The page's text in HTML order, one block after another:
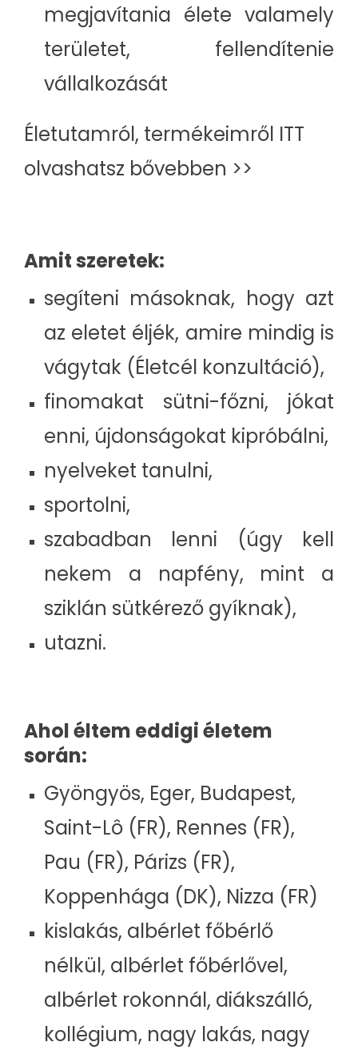
megjavítania élete valamely
területet, fellendítenie
vállalkozását
Életutamról, termékeimről ITT
olvashatsz bővebben >>
Amit szeretek:
segíteni másoknak, hogy azt
az eletet éljék, amire mindig is
vágytak (Életcél konzultáció),
finomakat sütni-főzni, jókat
enni, újdonságokat kipróbálni,
nyelveket tanulni,
sportolni,
szabadban lenni (úgy kell
nekem a napfény, mint a
sziklán sütkérező gyíknak),
utazni.
Ahol éltem eddigi életem
során:
Gyöngyös, Eger, Budapest,
Saint-Lô (FR), Rennes (FR),
Pau (FR), Párizs (FR),
Koppenhága (DK), Nizza (FR)
kislakás, albérlet főbérlő
nélkül, albérlet főbérlővel,
albérlet rokonnál, diákszálló,
kollégium, nagy lakás, nagy